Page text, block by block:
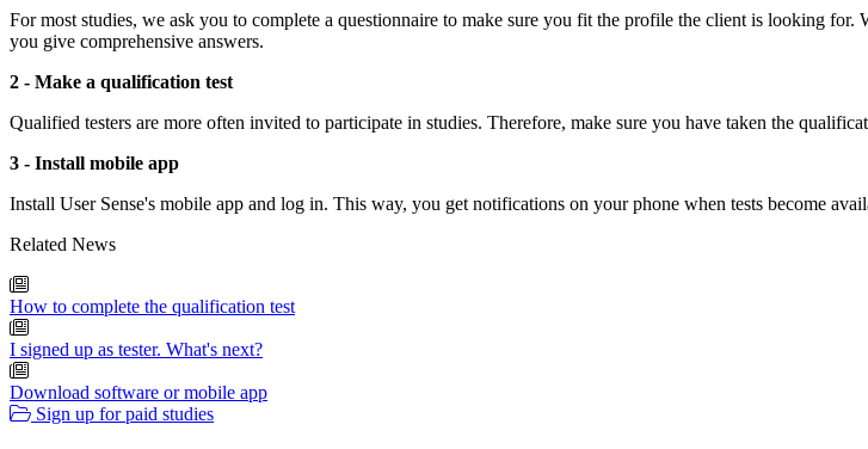
For most studies, we ask you to complete a questionnaire to make sure you fit the profile the client is looking
you give comprehensive answers.
2 - Make a qualification test
Qualified testers are more often invited to participate in studies. Therefore, make sure you have taken the
3 - Install mobile app
Install User Sense's mobile app and log in. This way, you get notifications on your phone when tests become
Related News
How to complete the qualification test
I signed up as tester. What's next?
Download software or mobile app
Sign up for paid studies